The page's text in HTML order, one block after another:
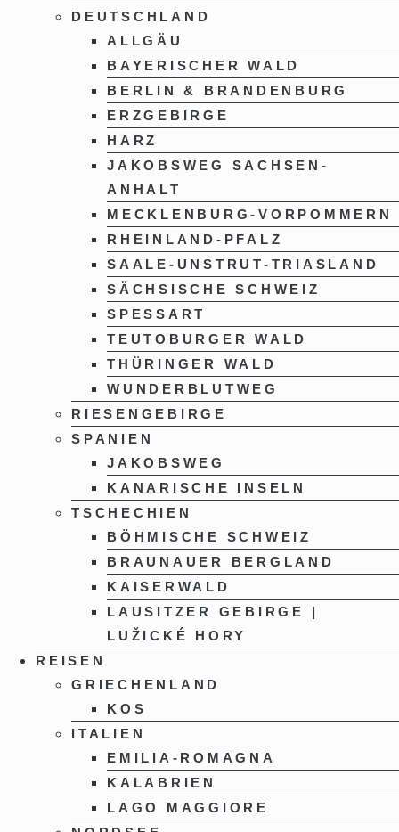
DEUTSCHLAND
ALLGÄU
BAYERISCHER WALD
BERLIN & BRANDENBURG
ERZGEBIRGE
HARZ
JAKOBSWEG SACHSEN-
ANHALT
MECKLENBURG-VORPOMMERN
RHEINLAND-PFALZ
SAALE-UNSTRUT-TRIASLAND
SÄCHSISCHE SCHWEIZ
SPESSART
TEUTOBURGER WALD
THÜRINGER WALD
WUNDERBLUTWEG
RIESENGEBIRGE
SPANIEN
JAKOBSWEG
KANARISCHE INSELN
TSCHECHIEN
BÖHMISCHE SCHWEIZ
BRAUNAUER BERGLAND
KAISERWALD
LAUSITZER GEBIRGE |
LUŽICKÉ HORY
REISEN
GRIECHENLAND
KOS
ITALIEN
EMILIA-ROMAGNA
KALABRIEN
LAGO MAGGIORE